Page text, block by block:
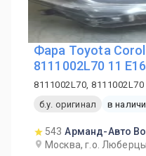
Фара Toyota
8111002L70 11
8111002L70, 8111002L70
б.у. оригинал
в
543 Арманд-Авто
Москва, г.о.